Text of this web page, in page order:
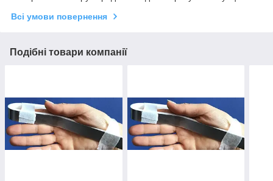
Всі умови повернення
Подібні товари компанії